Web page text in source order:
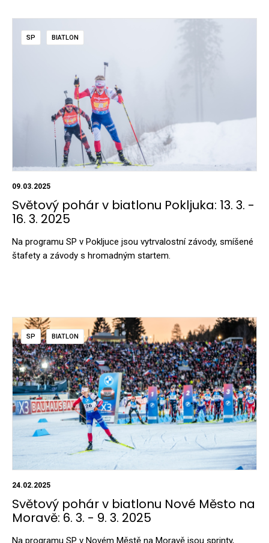
SP BIATLON
09.03.2025
Světový pohár v biatlonu Pokljuka: 13. 3. -
16. 3. 2025
Na programu SP v Pokljuce jsou vytrvalostní závody, smíšené
štafety a závody s hromadným startem.
SP BIATLON
24.02.2025
Světový pohár v biatlonu Nové Město na
Moravě: 6. 3. - 9. 3. 2025
Na programu SP v Novém Městě na Moravě jsou sprinty,